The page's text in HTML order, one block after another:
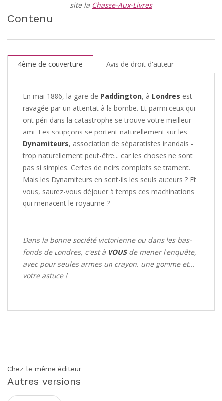
site la Chasse-Aux-Livres
Contenu
4ème de couverture Avis de droit d'auteur
En mai 1886, la gare de Paddington, à Londres est
ravagée par un attentat à la bombe. Et parmi ceux qui
ont péri dans la catastrophe se trouve votre meilleur
ami. Les soupçons se portent naturellement sur les
Dynamiteurs, association de séparatistes irlandais -
trop naturellement peut-être... car les choses ne sont
pas si simples. Certes de noirs complots se trament.
Mais les Dynamiteurs en sont-ils les seuls auteurs ? Et
vous, saurez-vous déjouer à temps ces machinations
qui menacent le royaume ?
Dans la bonne société victorienne ou dans les bas-
fonds de Londres, c'est à VOUSde mener l'enquête,
avec pour seules armes un crayon, une gomme et...
votre astuce !
Chez le même éditeur
Autres versions